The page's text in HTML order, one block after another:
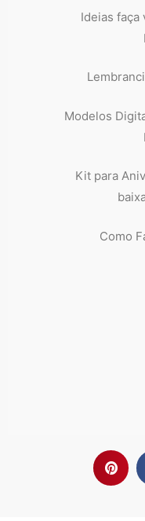
Ideias faça
Modelos
Kit para
Como